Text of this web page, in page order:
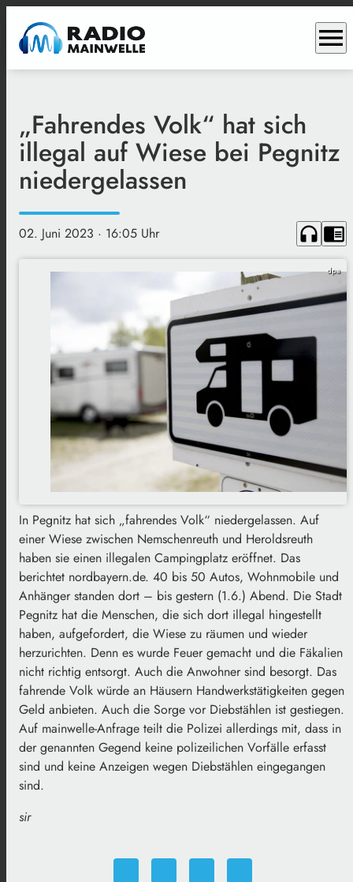
menu
„Fahrendes Volk“ hat sich
illegal auf Wiese bei Pegnitz
niedergelassen
02. Juni 2023 · 16:05 Uhr headphones chrome_reader_mode
dpa
In Pegnitz hat sich „fahrendes Volk“ niedergelassen. Auf
einer Wiese zwischen Nemschenreuth und Heroldsreuth
haben sie einen illegalen Campingplatz eröffnet. Das
berichtet nordbayern.de. 40 bis 50 Autos, Wohnmobile und
Anhänger standen dort – bis gestern (1.6.) Abend. Die Stadt
Pegnitz hat die Menschen, die sich dort illegal hingestellt
haben, aufgefordert, die Wiese zu räumen und wieder
herzurichten. Denn es wurde Feuer gemacht und die Fäkalien
nicht richtig entsorgt. Auch die Anwohner sind besorgt. Das
fahrende Volk würde an Häusern Handwerkstätigkeiten gegen
Geld anbieten. Auch die Sorge vor Diebstählen ist gestiegen.
Auf mainwelle-Anfrage teilt die Polizei allerdings mit, dass in
der genannten Gegend keine polizeilichen Vorfälle erfasst
sind und keine Anzeigen wegen Diebstählen eingegangen
sind.
sir